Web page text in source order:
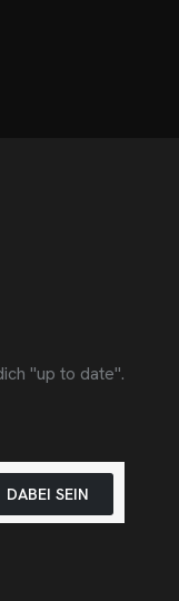
"up to date".
DABEI SEIN